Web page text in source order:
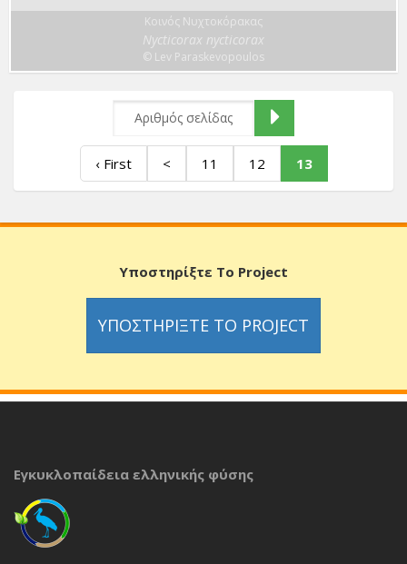
Κοινός Νυχτοκόρακας
Nycticorax nycticorax
© Lev Paraskevopoulos
‹ First < 11 12 13
Υποστηρίξτε Το Project
ΥΠΟΣΤΗΡΊΞΤΕ ΤΟ PROJECT
Εγκυκλοπαίδεια ελληνικής φύσης